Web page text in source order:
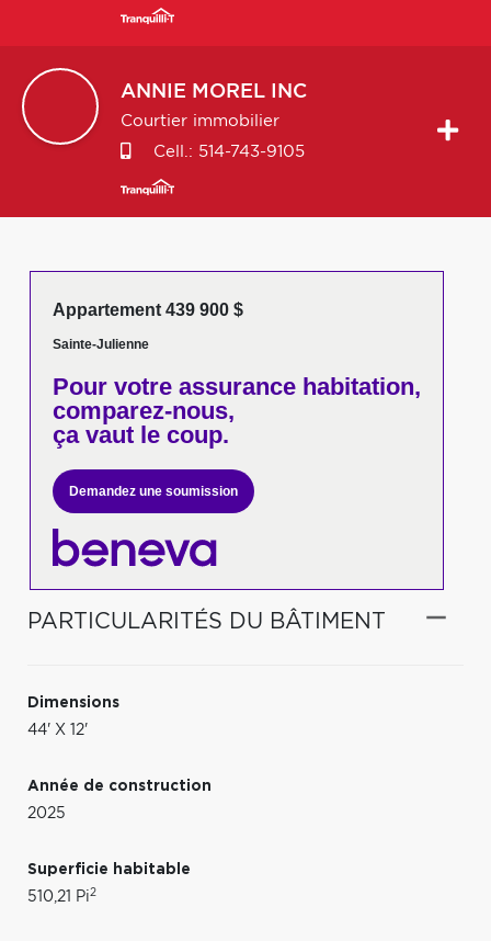
ANNIE MOREL INC
Courtier immobilier
Cell.: 514-743-9105
Appartement 439 900 $
Sainte-Julienne
Pour votreassurance habitation,
comparez-nous,
ça vaut le coup.
Demandez une soumission
PARTICULARITÉS DU BÂTIMENT
Dimensions
44' X 12'
Année de construction
2025
Superficie habitable
510,21 Pi2